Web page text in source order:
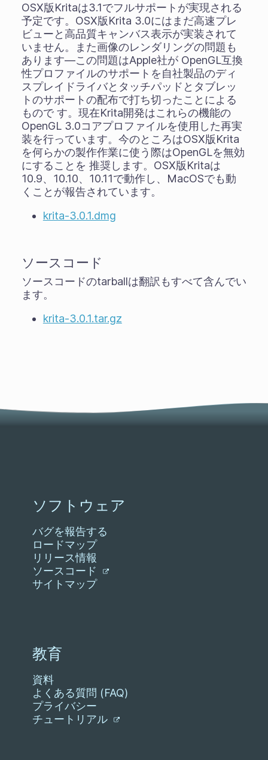
OSX版Kritaは3.1でフルサポートが実現される
予定です。OSX版Krita 3.0にはまだ高速プレ
ビューと高品質キャンバス表示が実装されて
いません。また画像のレンダリングの問題も
あります―この問題はApple社が OpenGL互換
性プロファイルのサポートを自社製品のディ
スプレイドライバとタッチパッドとタブレッ
トのサポートの配布で打ち切ったことによる
もので す。現在Krita開発はこれらの機能の
OpenGL 3.0コアプロファイルを使用した再実
装を行っています。今のところはOSX版Krita
を何らかの製作作業に使う際はOpenGLを無効
にすることを 推奨します。OSX版Kritaは
10.9、10.10、10.11で動作し、MacOSでも動
くことが報告されています。
krita-3.0.1.dmg
ソースコード
ソースコードのtarballは翻訳もすべて含んでい
ます。
krita-3.0.1.tar.gz
ソフトウェア
バグを報告する
ロードマップ
リリース情報
ソースコード
サイトマップ
教育
資料
よくある質問 (FAQ)
プライバシー
チュートリアル